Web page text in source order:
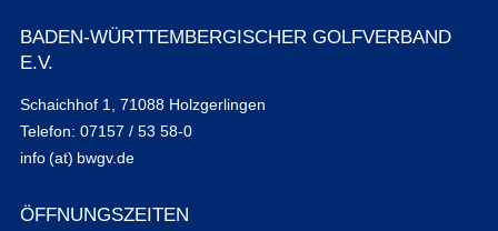
BADEN-WÜRTTEMBERGISCHER GOLFVERBAND
E.V.
Schaichhof 1, 71088 Holzgerlingen
Telefon: 07157 / 53 58-0
info (at) bwgv.de
ÖFFNUNGSZEITEN